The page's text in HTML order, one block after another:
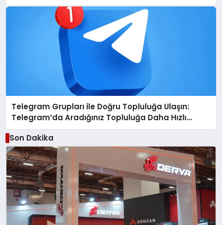
Telegram Grupları ile Doğru Topluluğa Ulaşın:
Telegram’da Aradığınız Topluluğa Daha Hızlı
Ulaşın
Son Dakika